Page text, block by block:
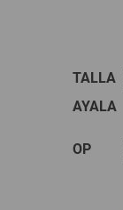
TALLA
AYALA
OP